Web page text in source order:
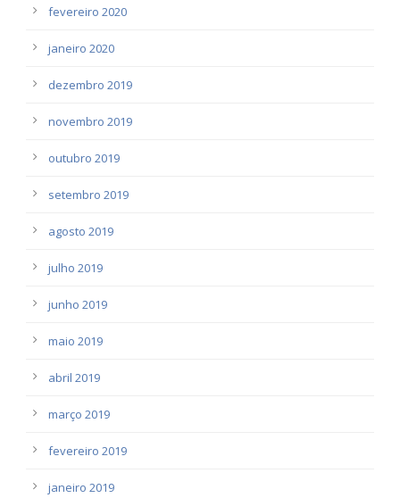
fevereiro 2020
janeiro 2020
dezembro 2019
novembro 2019
outubro 2019
setembro 2019
agosto 2019
julho 2019
junho 2019
maio 2019
abril 2019
março 2019
fevereiro 2019
janeiro 2019